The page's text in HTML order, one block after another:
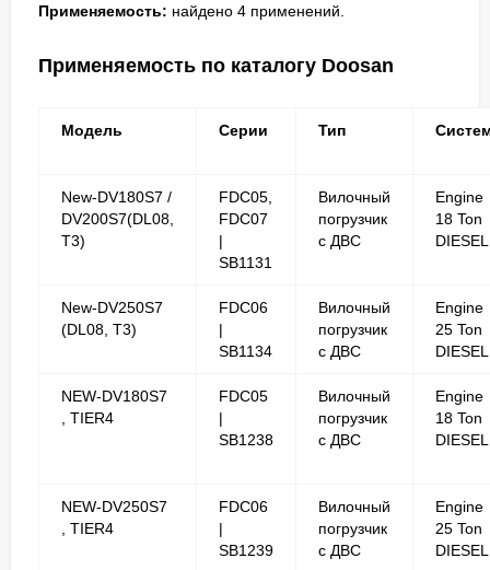
Применяемость: найдено 4 применений.
Применяемость по каталогу Doosan
Модель Серии Тип
New-DV180S7 /
DV200S7(DL08,
T3)
FDC05,
FDC07
|
SB1131
Вилочный
погрузчик
с ДВС
Engine
18 Ton
DIESEL
New-DV250S7
(DL08, T3)
FDC06
|
SB1134
Вилочный
погрузчик
с ДВС
Engine
25 Ton
DIESEL
NEW-DV180S7
, TIER4
FDC05
|
SB1238
Вилочный
погрузчик
с ДВС
Engine
18 Ton
DIESEL
NEW-DV250S7
, TIER4
FDC06
|
SB1239
Вилочный
погрузчик
с ДВС
Engine
25 Ton
DIESEL